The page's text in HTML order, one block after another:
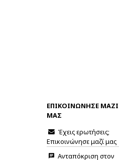
ΕΠΙΚΟΙΝΩΝΗΣΕ ΜΑΖΙ
ΜΑΣ
Έχεις ερωτήσεις;
Επικοινώνησε μαζί μας
Ανταπόκριση στον